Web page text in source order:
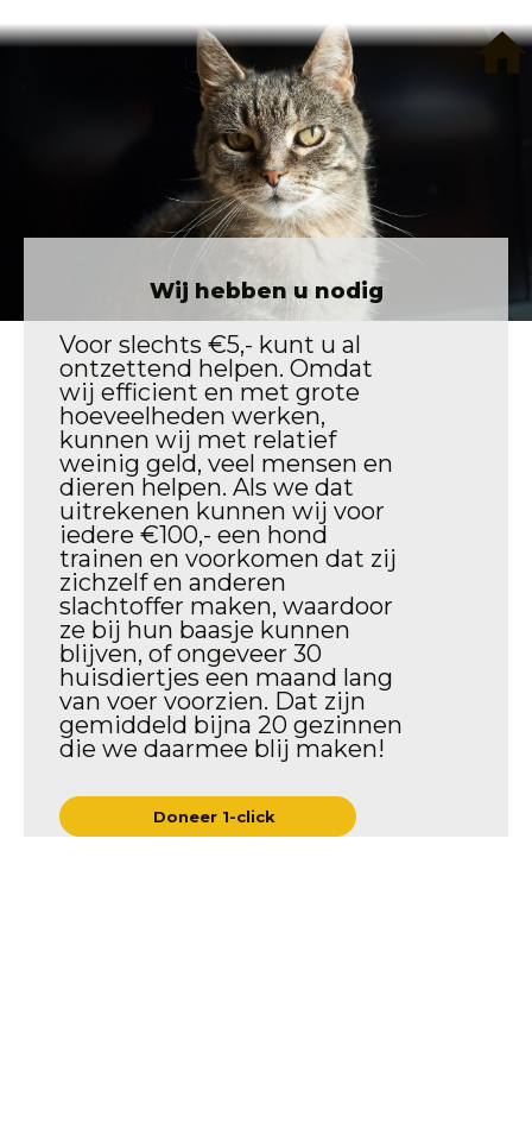
home
Wij hebben u nodig
Voor slechts €5,- kunt u al
ontzettend helpen. Omdat
wij efficient en met grote
hoeveelheden werken,
kunnen wij met relatief
weinig geld, veel mensen en
dieren helpen. Als we dat
uitrekenen kunnen wij voor
iedere €100,- een hond
trainen en voorkomen dat zij
zichzelf en anderen
slachtoffer maken, waardoor
ze bij hun baasje kunnen
blijven, of ongeveer 30
huisdiertjes een maand lang
van voer voorzien. Dat zijn
gemiddeld bijna 20 gezinnen
die we daarmee blij maken!
Doneer 1-click